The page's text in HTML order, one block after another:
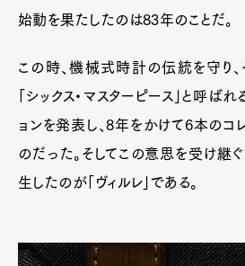
始動を果たしたのは83年のことだ。
この時、機械式時計の伝統を守り
「シックス・マスターピース」と呼ば
ョンを発表し、8年をかけて6本のコ
のだった。そしてこの意思を受け継
生したのが「ヴィルレ」である。